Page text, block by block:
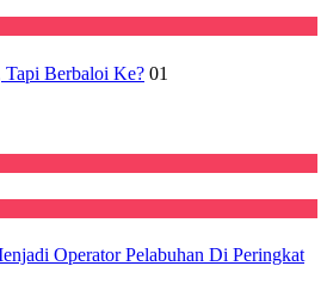
Berbaloi Ke? 01
Operator Pelabuhan Di Peringkat